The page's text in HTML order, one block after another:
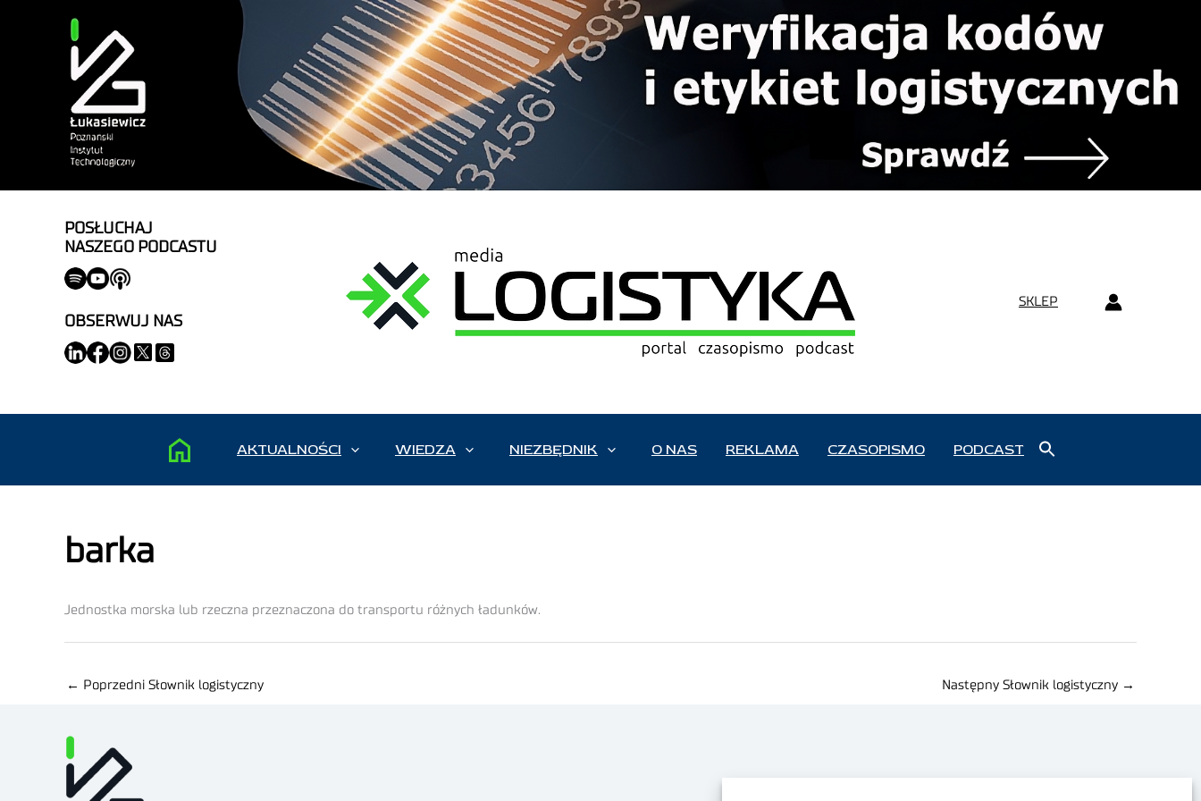
POSŁUCHAJ
NASZEGO PODCASTU
OBSERWUJ NAS
SKLEP
AKTUALNOŚCI WIEDZA NIEZBĘDNIK O NAS REKLAMA CZASOPISMO PODCAST
barka
Jednostka morska lub rzeczna przeznaczona do transportu różnych ładunków.
← Poprzedni Słownik logistyczny Następny Słownik logistyczny →